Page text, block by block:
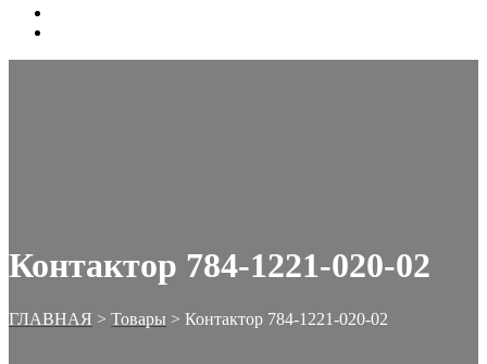
Контактор 784-1221-020-02
ГЛАВНАЯ > Товары > Контактор 784-1221-020-02